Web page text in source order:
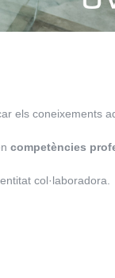
els coneixements
competències
col·laboradora.